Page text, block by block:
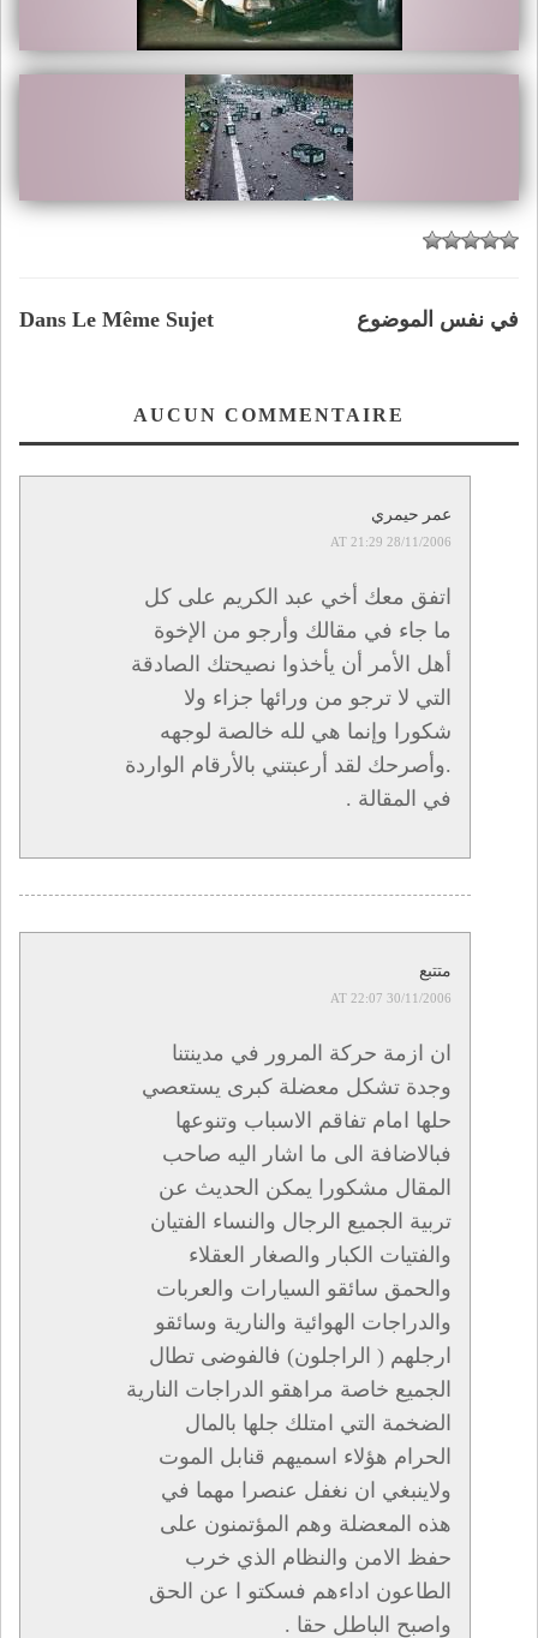
Dans Le Même Sujet في نفس الموضوع
AUCUN COMMENTAIRE
عمر حيمري
28/11/2006 AT 21:29
اتفق معك أخي عبد الكريم على كل
ما جاء في مقالك وأرجو من الإخوة
أهل الأمر أن يأخذوا نصيحتك الصادقة
التي لا ترجو من ورائها جزاء ولا
شكورا وإنما هي لله خالصة لوجهه
.وأصرحك لقد أرعبتني بالأرقام الواردة
في المقالة .
متتبع
30/11/2006 AT 22:07
ان ازمة حركة المرور في مدينتنا
وجدة تشكل معضلة كبرى يستعصي
حلها امام تفاقم الاسباب وتنوعها
فبالاضافة الى ما اشار اليه صاحب
المقال مشكورا يمكن الحديث عن
تربية الجميع الرجال والنساء الفتيان
والفتيات الكبار والصغار العقلاء
والحمق سائقو السيارات والعربات
والدراجات الهوائية والنارية وسائقو
ارجلهم ( الراجلون) فالفوضى تطال
الجميع خاصة مراهقو الدراجات النارية
الضخمة التي امتلك جلها بالمال
الحرام هؤلاء اسميهم قنابل الموت
ولاينبغي ان نغفل عنصرا مهما في
هذه المعضلة وهم المؤتمنون على
حفظ الامن والنظام الذي خرب
الطاعون اداءهم فسكتو ا عن الحق
واصبح الباطل حقا .